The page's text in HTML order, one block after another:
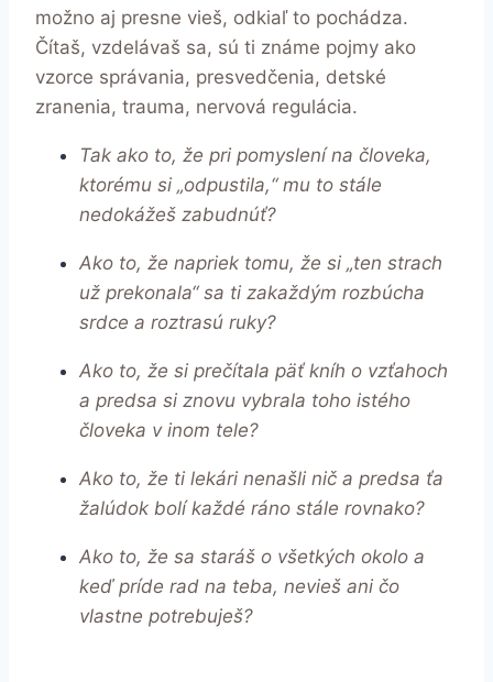
možno aj presne vieš, odkiaľ to pochádza.
Čítaš, vzdelávaš sa, sú ti známe pojmy ako
vzorce správania, presvedčenia, detské
zranenia, trauma, nervová regulácia.
Tak ako to, že pri pomyslení na človeka,
ktorému si „odpustila,“ mu to stále
nedokážeš zabudnúť?
Ako to, že napriek tomu, že si „ten strach
už prekonala“ sa ti zakaždým rozbúcha
srdce a roztrasú ruky?
Ako to, že si prečítala päť kníh o vzťahoch
a predsa si znovu vybrala toho istého
človeka v inom tele?
Ako to, že ti lekári nenašli nič a predsa ťa
žalúdok bolí každé ráno stále rovnako?
Ako to, že sa staráš o všetkých okolo a
keď príde rad na teba, nevieš ani čo
vlastne potrebuješ?